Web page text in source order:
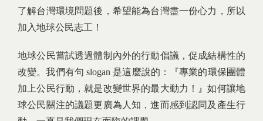
了解台灣環境問題後，希望能為台灣盡一份心力，所以
加入地球公民志工！
地球公民嘗試透過體制內外的行動倡議，促成結構性的
改變。我們有句 slogan 是這麼說的：『專業的環保團體
加上公民行動，就是改變世界的最大動力！』如何讓地
球公民關注的議題更廣為人知，進而感到認同及產生行